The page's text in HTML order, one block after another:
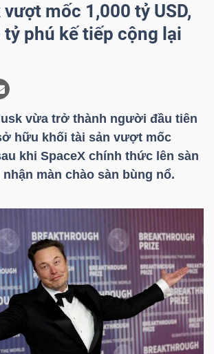
mốc 1,000 tỷ USD,
tỷ phú kế tiếp cộng lại
vừa trở thành người đầu tiên
hữu khối tài sản vượt mốc
khi SpaceX chính thức lên sàn
màn chào sàn bùng nổ.